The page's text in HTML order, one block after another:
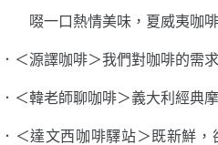
啜一口熱情美味，夏威夷咖啡
．＜源譯咖啡＞我們對咖啡的需
．＜韓老師聊咖啡＞義大利經典
．＜達文西咖啡驛站＞既新鮮